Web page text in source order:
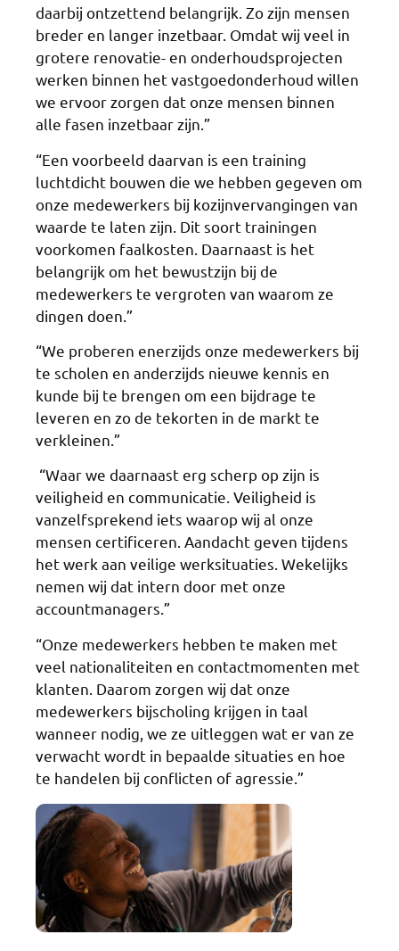
daarbij ontzettend belangrijk. Zo zijn mensen
breder en langer inzetbaar. Omdat wij veel in
grotere renovatie- en onderhoudsprojecten
werken binnen het vastgoedonderhoud willen
we ervoor zorgen dat onze mensen binnen
alle fasen inzetbaar zijn.”
“Een voorbeeld daarvan is een training
luchtdicht bouwen die we hebben gegeven om
onze medewerkers bij kozijnvervangingen van
waarde te laten zijn. Dit soort trainingen
voorkomen faalkosten. Daarnaast is het
belangrijk om het bewustzijn bij de
medewerkers te vergroten van waarom ze
dingen doen.”
“We proberen enerzijds onze medewerkers bij
te scholen en anderzijds nieuwe kennis en
kunde bij te brengen om een bijdrage te
leveren en zo de tekorten in de markt te
verkleinen.”
“Waar we daarnaast erg scherp op zijn is
veiligheid en communicatie. Veiligheid is
vanzelfsprekend iets waarop wij al onze
mensen certificeren. Aandacht geven tijdens
het werk aan veilige werksituaties. Wekelijks
nemen wij dat intern door met onze
accountmanagers.”
“Onze medewerkers hebben te maken met
veel nationaliteiten en contactmomenten met
klanten. Daarom zorgen wij dat onze
medewerkers bijscholing krijgen in taal
wanneer nodig, we ze uitleggen wat er van ze
verwacht wordt in bepaalde situaties en hoe
te handelen bij conflicten of agressie.”